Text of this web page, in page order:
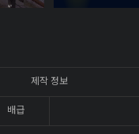
제작 정보
배급